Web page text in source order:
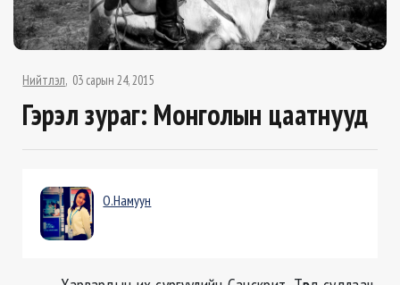
Нийтлэл 03 сарын 24, 2015
Гэрэл зураг: Монголын цаатнууд
О.Намуун